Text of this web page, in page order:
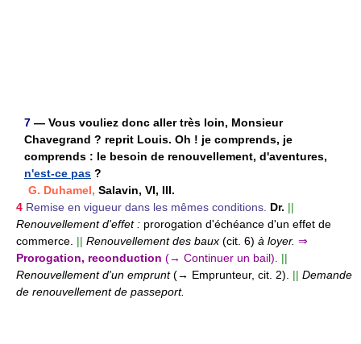
7 — Vous vouliez donc aller très loin, Monsieur
Chavegrand ? reprit Louis. Oh ! je comprends, je
comprends : le besoin de renouvellement, d'aventures,
n'est-ce pas ?
G. Duhamel, Salavin, VI, III.
4 Remise en vigueur dans les mêmes conditions. Dr. ||
Renouvellement d'effet : prorogation d'échéance d'un effet de
commerce. || Renouvellement des baux (cit. 6) à loyer. ⇒
Prorogation, reconduction (→ Continuer un bail). ||
Renouvellement d'un emprunt(→ Emprunteur, cit. 2). || Demande
de renouvellement de passeport.